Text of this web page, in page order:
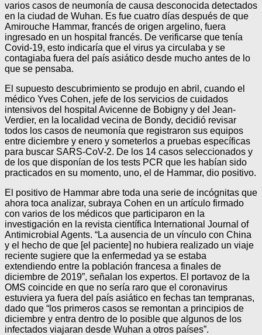
varios casos de neumonía de causa desconocida detectados
en la ciudad de Wuhan. Es fue cuatro días después de que
Amirouche Hammar, francés de origen argelino, fuera
ingresado en un hospital francés. De verificarse que tenía
Covid-19, esto indicaría que el virus ya circulaba y se
contagiaba fuera del país asiático desde mucho antes de lo
que se pensaba.
El supuesto descubrimiento se produjo en abril, cuando el
médico Yves Cohen, jefe de los servicios de cuidados
intensivos del hospital Avicenne de Bobigny y del Jean-
Verdier, en la localidad vecina de Bondy, decidió revisar
todos los casos de neumonía que registraron sus equipos
entre diciembre y enero y someterlos a pruebas específicas
para buscar SARS-CoV-2. De los 14 casos seleccionados y
de los que disponían de los tests PCR que les habían sido
practicados en su momento, uno, el de Hammar, dio positivo.
El positivo de Hammar abre toda una serie de incógnitas que
ahora toca analizar, subraya Cohen en un artículo firmado
con varios de los médicos que participaron en la
investigación en la revista científica International Journal of
Antimicrobial Agents. “La ausencia de un vínculo con China
y el hecho de que [el paciente] no hubiera realizado un viaje
reciente sugiere que la enfermedad ya se estaba
extendiendo entre la población francesa a finales de
diciembre de 2019”, señalan los expertos. El portavoz de la
OMS coincide en que no sería raro que el coronavirus
estuviera ya fuera del país asiático en fechas tan tempranas,
dado que “los primeros casos se remontan a principios de
diciembre y entra dentro de lo posible que algunos de los
infectados viajaran desde Wuhan a otros países”.